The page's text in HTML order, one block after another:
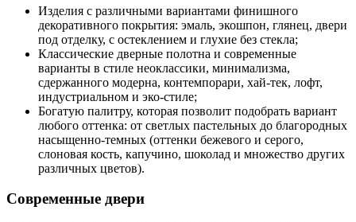
Изделия с различными вариантами финишного
декоративного покрытия: эмаль, экошпон, глянец, двери
под отделку, с остеклением и глухие без стекла;
Классические дверные полотна и современные
варианты в стиле неоклассики, минимализма,
сдержанного модерна, контемпорари, хай-тек, лофт,
индустриальном и эко-стиле;
Богатую палитру, которая позволит подобрать вариант
любого оттенка: от светлых пастельных до благородных
насыщенно-темных (оттенки бежевого и серого,
слоновая кость, капучино, шоколад и множество других
различных цветов).
Современные двери